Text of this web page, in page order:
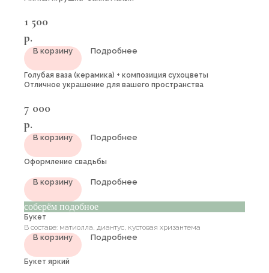
1 500
р.
В корзину Подробнее
Голубая ваза (керамика) + композиция сухоцветы
Отличное украшение для вашего пространства
7 000
р.
В корзину Подробнее
Оформление свадьбы
В корзину Подробнее
соберём подобное
Букет
В составе: матиолла, диантус, кустовая хризантема
В корзину Подробнее
Букет яркий